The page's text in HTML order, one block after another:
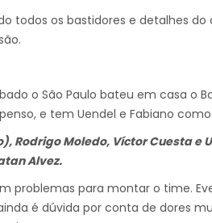
todos os bastidores e detalhes do
o São Paulo bateu em casa o
e tem Uendel e Fabiano
Rodrigo Moledo, Víctor Cuesta e
Alvez.
problemas para montar o time.
é dúvida por conta de dores